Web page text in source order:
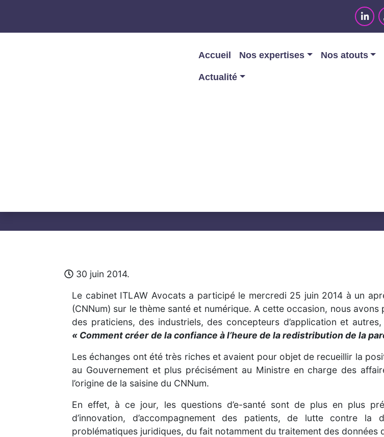
Accueil Nos expertises Nos atouts
Actualité
30 juin 2014.
Le cabinet ITLAW Avocats a participé le mercredi 25 juin 2014 à un
(CNNum) sur le thème santé et numérique. A cette occasion, nous
des praticiens, des industriels, des concepteurs d’application et
« Comment créer de la confiance à l’heure de la redistribution de la
Les échanges ont été très riches et avaient pour objet de recueillir la
au Gouvernement et plus précisément au Ministre en charge des
l’origine de la saisine du CNNum.
En effet, à ce jour, les questions d’e-santé sont de plus en plus
d’innovation, d’accompagnement des patients, de lutte contre la
problématiques juridiques, du fait notamment du traitement des données